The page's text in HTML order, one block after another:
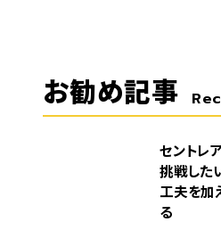
お勧め記事
セントレ
挑戦した
工夫を加
る